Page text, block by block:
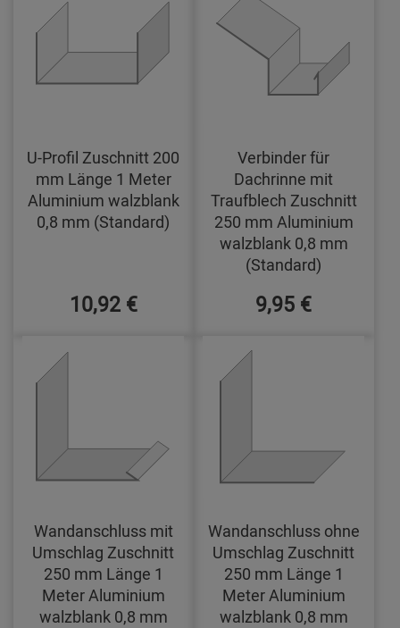
U-Profil Zuschnitt 200
mm Länge 1 Meter
Aluminium walzblank
0,8 mm (Standard)
10,92 €
Verbinder für
Dachrinne mit
Traufblech Zuschnitt
250 mm Aluminium
walzblank 0,8 mm
(Standard)
9,95 €
Wandanschluss mit
Umschlag Zuschnitt
250 mm Länge 1
Meter Aluminium
walzblank 0,8 mm
Wandanschluss ohne
Umschlag Zuschnitt
250 mm Länge 1
Meter Aluminium
walzblank 0,8 mm